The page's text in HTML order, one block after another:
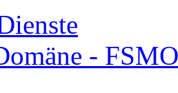
- FSMO